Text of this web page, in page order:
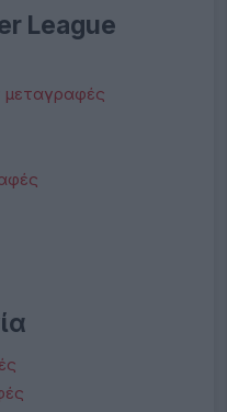
League
μεταγραφές